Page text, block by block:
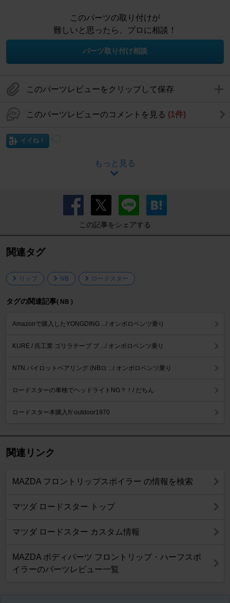
このパーツの取り付けが
難しいと思ったら、プロに相談！
パーツ取り付け相談
このパーツレビューをクリップして保存
このパーツレビューのコメントを見る (1件)
イイね！
もっと見る
この記事をシェアする
関連タグ
リップ NB ロードスター
タグの関連記事( NB )
Amazonで購入したYONGDING .../ オンボロベンツ乗り
KURE / 呉工業 ゴリラテープ ブ .../ オンボロベンツ乗り
NTN パイロットベアリング (NBロ .../ オンボロベンツ乗り
ロードスターの車検でヘッドライトNG？！/ だちん
ロードスター本購入‼️/ outdoor1970
関連リンク
MAZDA フロントリップスポイラー の情報を検索
マツダ ロードスター トップ
マツダ ロードスター カスタム情報
MAZDA ボディパーツ フロントリップ・ハーフスポ
イラーのパーツレビュー一覧